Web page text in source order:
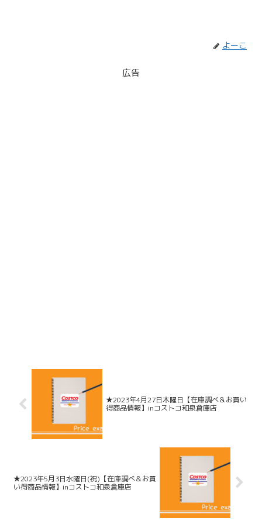
よーこ
広告
★2023年4月27日木曜日【在庫調べ＆お買い
得商品情報】inコストコ和泉倉庫店
★2023年5月3日水曜日(祝)【在庫調べ＆お買
い得商品情報】inコストコ和泉倉庫店